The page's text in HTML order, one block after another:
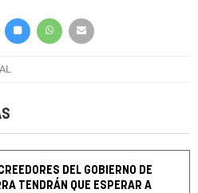
DEL GOBIERNO DE
TENDRÁN QUE ESPERAR A